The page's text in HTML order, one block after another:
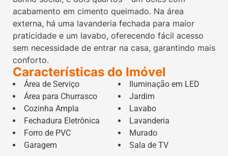
acabamento em cimento queimado. Na área
externa, há uma lavanderia fechada para maior
praticidade e um lavabo, oferecendo fácil acesso
sem necessidade de entrar na casa, garantindo mais
conforto.
Características do Imóvel
Área de Serviço
Área para Churrasco
Cozinha Ampla
Fechadura Eletrônica
Forro de PVC
Garagem
Iluminação em LED
Jardim
Lavabo
Lavanderia
Murado
Sala de TV